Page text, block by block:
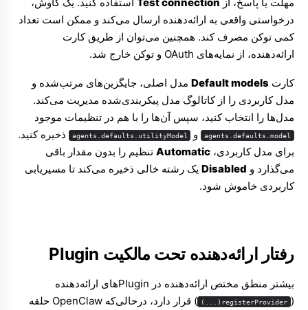
مهلت یا پاسخ، از Test connection استفاده کنید. یک کاوش،
درخواستی واقعی به ارائه‌دهنده ارسال می‌کند و ممکن است تعداد
کمی توکن مصرف کند. همچنین می‌توان از طریق کارت
ارائه‌دهنده، از نمایه‌های OAuth و توکن خارج شد.
کارت Default models مدل اصلی، جایگزین‌های مرتب‌شده و
مدل کاربردی را از کاتالوگ مدل پیکربندی‌شده مدیریت می‌کند.
مدل‌ها را انتخاب کنید، سپس آن‌ها را با هم در تنظیمات موجود
agents.defaults.model و agents.defaults.utilityModel
ذخیره کنید.
برای مدل کاربردی، Automatic تنظیم را بدون مقدار باقی
می‌گذارد و Disabled یک رشته خالی ذخیره می‌کند تا مسیریابی
کاربردی خاموش شود.
رفتار ارائه‌دهنده تحت مالکیت Plugin
بیشتر منطق مختص ارائه‌دهنده در Pluginهای ارائه‌دهنده
(
registerProvider(...)
) قرار دارد، درحالی‌که OpenClaw حلقه